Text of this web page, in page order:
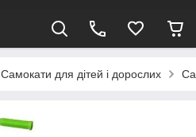
Самокати для дітей і дорослих